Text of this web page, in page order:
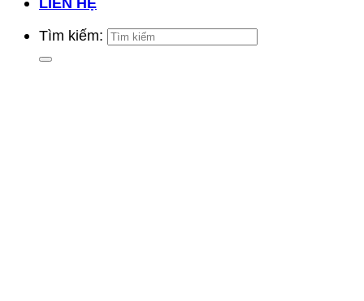
Tìm kiếm: